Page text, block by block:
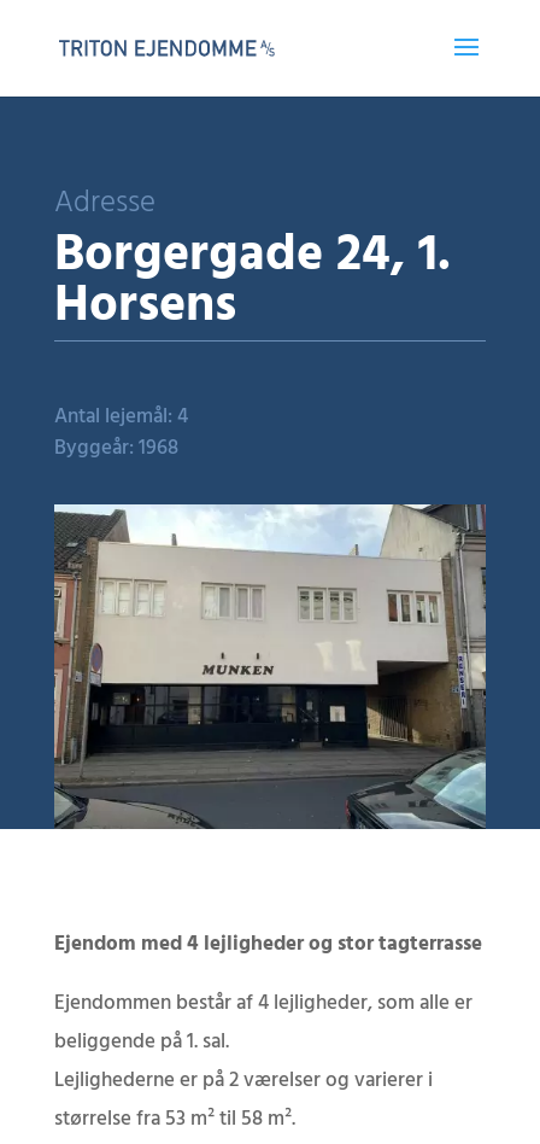
Adresse
Borgergade 24, 1.
Horsens
Antal lejemål: 4
Byggeår: 1968
Ejendom med 4 lejligheder og stor tagterrasse
Ejendommen består af 4 lejligheder, som alle er
beliggende på 1. sal.
Lejlighederne er på 2 værelser og varierer i
størrelse fra 53 m² til 58 m².